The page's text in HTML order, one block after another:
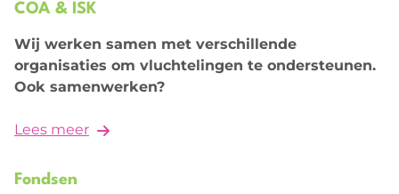
COA & ISK
Wij werken samen met verschillende
organisaties om vluchtelingen te ondersteunen.
Ook samenwerken?
Lees meer
Fondsen